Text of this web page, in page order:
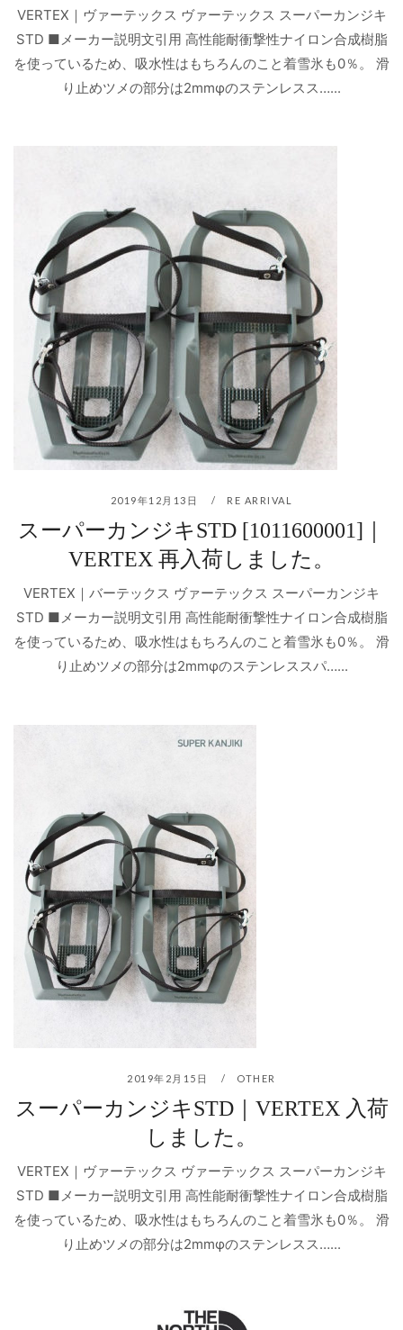
VERTEX｜ヴァーテックス ヴァーテックス スーパーカンジキ
STD ■メーカー説明文引用 高性能耐衝撃性ナイロン合成樹脂
を使っているため、吸水性はもちろんのこと着雪氷も0％。 滑
り止めツメの部分は2mmφのステンレスス…...
2019年12月13日 RE ARRIVAL
スーパーカンジキSTD [1011600001]｜
VERTEX 再入荷しました。
VERTEX｜バーテックス ヴァーテックス スーパーカンジキ
STD ■メーカー説明文引用 高性能耐衝撃性ナイロン合成樹脂
を使っているため、吸水性はもちろんのこと着雪氷も0％。 滑
り止めツメの部分は2mmφのステンレススパ…...
2019年2月15日 OTHER
スーパーカンジキSTD｜VERTEX 入荷
しました。
VERTEX｜ヴァーテックス ヴァーテックス スーパーカンジキ
STD ■メーカー説明文引用 高性能耐衝撃性ナイロン合成樹脂
を使っているため、吸水性はもちろんのこと着雪氷も0％。 滑
り止めツメの部分は2mmφのステンレスス…...